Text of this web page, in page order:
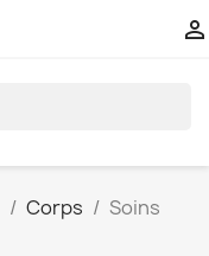

Corps
Soins